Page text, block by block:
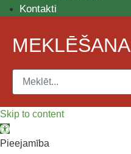
Kontakti
MEKLĒŠANA
Skip to content
Open toolbar
Pieejamība